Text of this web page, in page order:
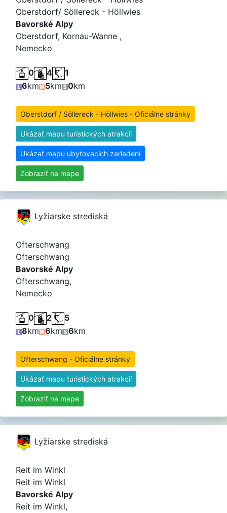
Oberstdorf/ Söllereck - Höllwies
Bavorské Alpy
Oberstdorf, Kornau-Wanne ,
Nemecko
0 4
1
6km 5km 0km
Oberstdorf / Söllereck - Höllwies - Oficiálne stránky
Ukázať mapu turistických atrakcií
Ukázať mapu ubytovacích zariadení
Zobraziť na mape
Lyžiarske strediská
Ofterschwang
Ofterschwang
Bavorské Alpy
Ofterschwang,
Nemecko
0 2
5
8km 6km 6km
Ofterschwang - Oficiálne stránky
Ukázať mapu turistických atrakcií
Zobraziť na mape
Lyžiarske strediská
Reit im Winkl
Reit im Winkl
Bavorské Alpy
Reit im Winkl,